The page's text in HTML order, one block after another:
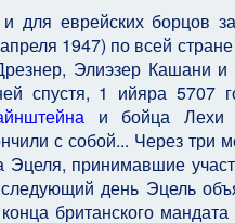
для еврейских борцов
1947) по всей
Элиэзер Кашани и
спустя, 1 ийяра 5707
и бойца Лехи
с собой... Через три
принимавшие
день Эцель
британского